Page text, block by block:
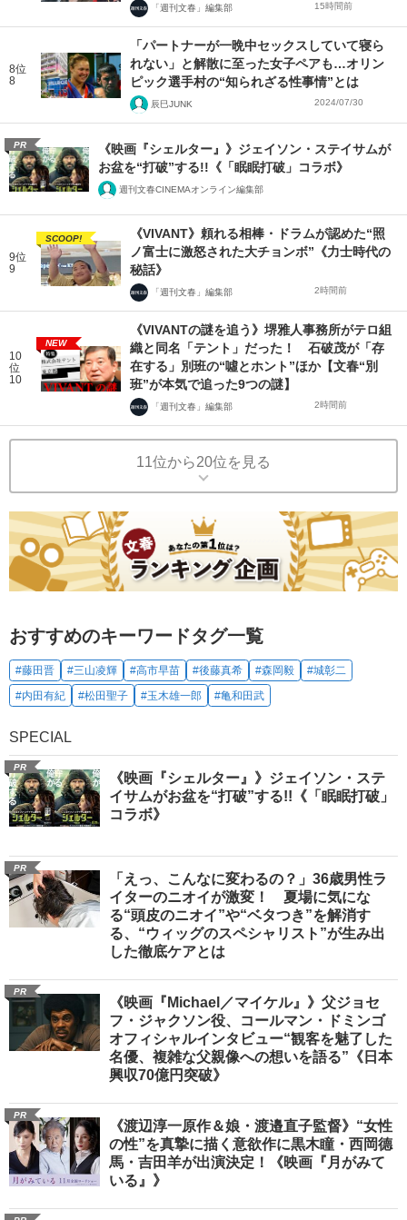
「週刊文春」編集部 15時間前
8位
8
「パートナーが一晩中セックスしていて寝ら
れない」と解散に至った女子ペアも…オリン
ピック選手村の“知られざる性事情”とは
辰巳JUNK 2024/07/30
PR
《映画『シェルター』》ジェイソン・ステイサムが
お盆を“打破”する!!《「眠眠打破」コラボ》
週刊文春CINEMAオンライン編集部
9位
9
SCOOP!
《VIVANT》頼れる相棒・ドラムが認めた“照
ノ富士に激怒された大チョンボ”《力士時代の
秘話》
「週刊文春」編集部 2時間前
10
位
10
NEW
《VIVANTの謎を追う》堺雅人事務所がテロ組
織と同名「テント」だった！ 石破茂が「存
在する」別班の“噓とホント”ほか【文春“別
班”が本気で追った9つの謎】
「週刊文春」編集部 2時間前
11位から20位を見る
おすすめのキーワードタグ一覧
#藤田晋 #三山凌輝 #高市早苗 #後藤真希 #森岡毅
#城彰二
#内田有紀
#松田聖子 #玉木雄一郎 #亀和田武
SPECIAL
PR
《映画『シェルター』》ジェイソン・ステ
イサムがお盆を“打破”する!!《「眠眠打破」
コラボ》
PR
「えっ、こんなに変わるの？」36歳男性ラ
イターのニオイが激変！ 夏場に気にな
る“頭皮のニオイ”や“ベタつき”を解消す
る、“ウィッグのスペシャリスト”が生み出
した徹底ケアとは
PR
《映画『Michael／マイケル』》父ジョセ
フ・ジャクソン役、コールマン・ドミンゴ
オフィシャルインタビュー“観客を魅了した
名優、複雑な父親像への想いを語る”《日本
興収70億円突破》
PR
《渡辺淳一原作＆娘・渡邉直子監督》“女性
の性”を真摯に描く意欲作に黒木瞳・西岡德
馬・吉田羊が出演決定！《映画『月がみて
いる』》